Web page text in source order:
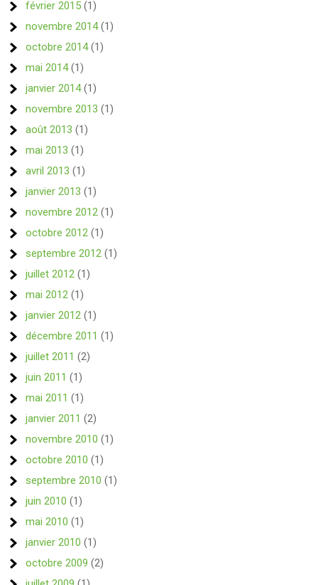
février 2015 (1)
novembre 2014(1)
octobre 2014(1)
mai 2014(1)
janvier 2014(1)
novembre 2013 (1)
août 2013 (1)
mai 2013 (1)
avril 2013 (1)
janvier 2013 (1)
novembre 2012 (1)
octobre 2012 (1)
septembre 2012 (1)
juillet 2012 (1)
mai 2012 (1)
janvier 2012 (1)
décembre 2011 (1)
juillet 2011 (2)
juin 2011 (1)
mai 2011 (1)
janvier 2011 (2)
novembre 2010 (1)
octobre 2010 (1)
septembre 2010 (1)
juin 2010 (1)
mai 2010 (1)
janvier 2010 (1)
octobre 2009 (2)